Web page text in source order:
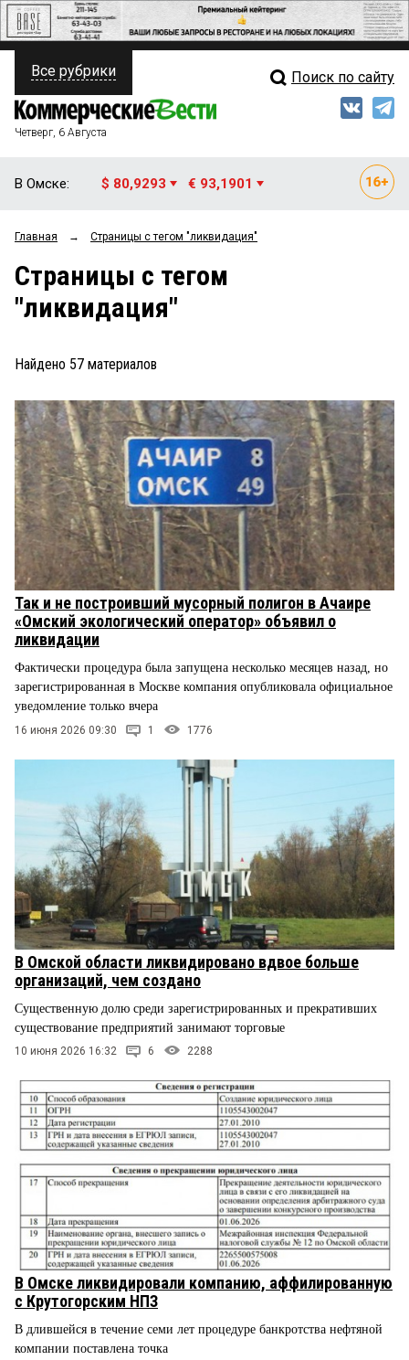
ПОЛИТИКА
ФИНАНСЫ
ОБЩЕСТВО
ЗАКОН
НОВОСТИ КОМПАНИЙ
ПРОИСШЕСТВИЯ
СТИЛЬ ЖИЗНИ
Свежий выпуск
Мнения
Все рубрики Поиск по сайту
Четверг, 6 Августа
В Омске: $ 80,9293 € 93,1901
Главная → Страницы c тегом "ликвидация"
Страницы c тегом
"ликвидация"
Найдено 57 материалов
Так и не построивший мусорный полигон в Ачаире
«Омский экологический оператор» объявил о
ликвидации
Фактически процедура была запущена несколько месяцев назад, но
зарегистрированная в Москве компания опубликовала официальное
уведомление только вчера
16 июня 2026 09:30 1 1776
В Омской области ликвидировано вдвое больше
организаций, чем создано
Существенную долю среди зарегистрированных и прекративших
существование предприятий занимают торговые
10 июня 2026 16:32 6 2288
В Омске ликвидировали компанию, аффилированную
с Крутогорским НПЗ
В длившейся в течение семи лет процедуре банкротства нефтяной
компании поставлена точка